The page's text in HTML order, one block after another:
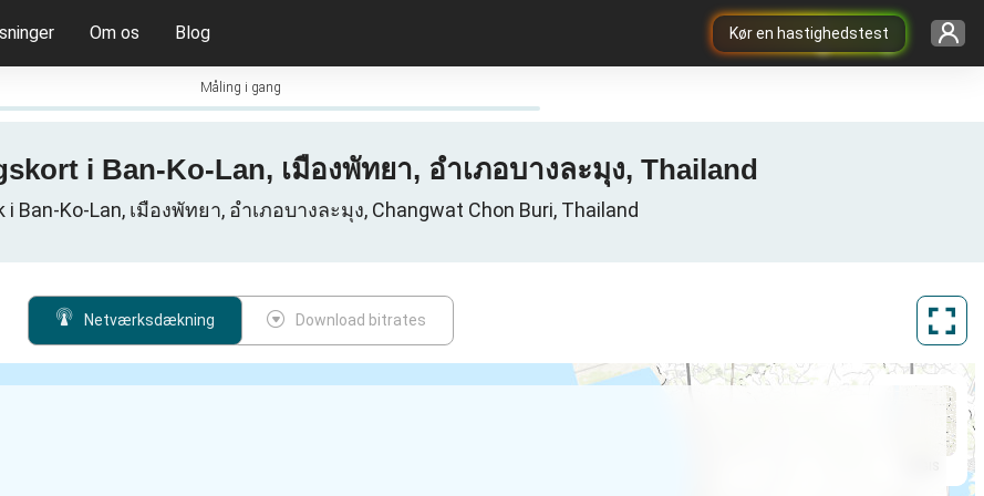
Kør en hastighedstest
Om os Blog
Måling i gang
i Ban-Ko-Lan, เมืองพัทยา, อำเภอบางละมุง, Thailand
Ban-Ko-Lan, เมืองพัทยา, อำเภอบางละมุง, Changwat Chon Buri, Thailand
Netværksdækning Download bitrates